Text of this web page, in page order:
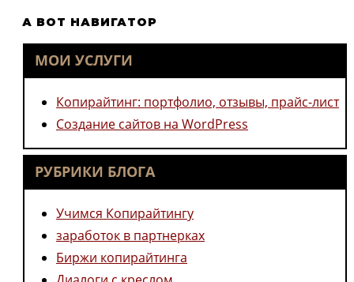
закрыть
поиска.
А ВОТ НАВИГАТОР
МОИ УСЛУГИ
Копирайтинг: портфолио, отзывы, прайс-лист
Создание сайтов на WordPress
РУБРИКИ БЛОГА
Учимся Копирайтингу
заработок в партнерках
Биржи копирайтинга